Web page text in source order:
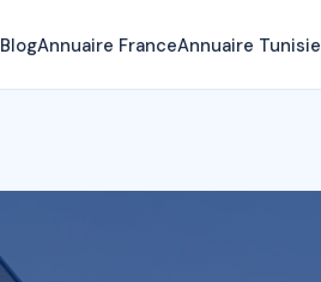
BlogAnnuaire FranceAnnuaire Tunisie